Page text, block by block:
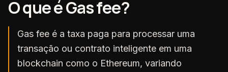
O que éGas fee?
Gas fee é a taxa paga para processar uma
transação ou contrato inteligente em uma
blockchain como o Ethereum, variando